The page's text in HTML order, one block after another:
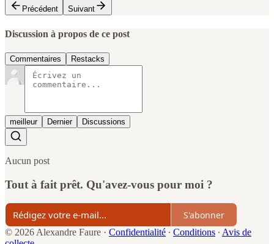
Précédent
Suivant
Discussion à propos de ce post
Commentaires Restacks
meilleur Dernier Discussions
Aucun post
Tout à fait prêt. Qu'avez-vous pour moi ?
S'abonner
© 2026 Alexandre Faure · Confidentialité ∙ Conditions ∙ Avis de